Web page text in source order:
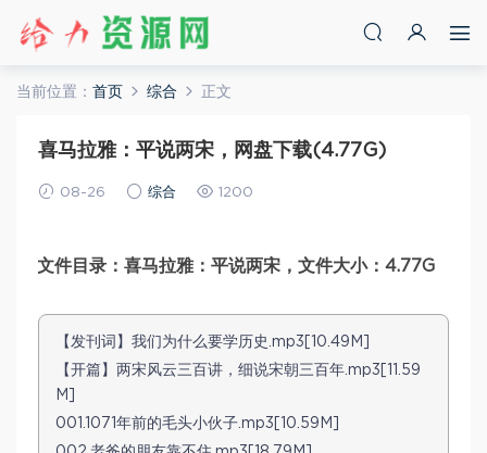
当前位置： 首页 综合 正文
喜马拉雅：平说两宋，网盘下载(4.77G)
08-26 综合 1200
文件目录：喜马拉雅：平说两宋，文件大小：4.77G
【发刊词】我们为什么要学历史.mp3[10.49M]
【开篇】两宋风云三百讲，细说宋朝三百年.mp3[11.59
M]
001.1071年前的毛头小伙子.mp3[10.59M]